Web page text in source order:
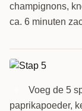
champignons,
ca. 6 minuten
Voeg de 5
paprikapoeder,